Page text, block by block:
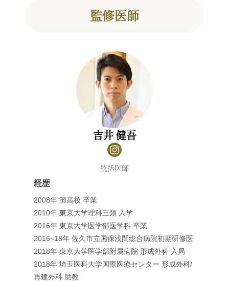
監修医師
吉井 健吾
統括医師
経歴
2008年 灘高校 卒業
2010年 東京大学理科三類 入学
2016年 東京大学医学部医学科 卒業
2016~18年 佐久市立国保浅間総合病院初期研修医
2018年 東京大学医学部附属病院 形成外科 入局
2018年 埼玉医科大学国際医療センター 形成外科/
再建外科 助教